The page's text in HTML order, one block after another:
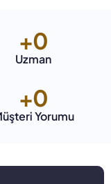
Uzman
+0
Yorumu
+0